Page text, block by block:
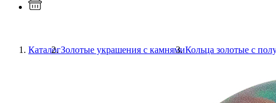
КаталогЗолотые украшения с камнямиКольца золотые с